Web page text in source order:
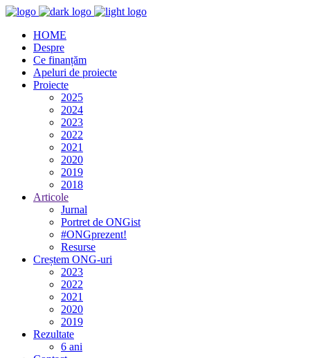
HOME
Despre
Ce finanțăm
Apeluri de proiecte
Proiecte
2025
2024
2023
2022
2021
2020
2019
2018
Articole
Jurnal
Portret de ONGist
#ONGprezent!
Resurse
Creștem ONG-uri
2023
2022
2021
2020
2019
Rezultate
6 ani